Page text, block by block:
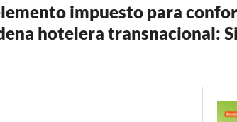
impuesto para
hotelera transnacional: